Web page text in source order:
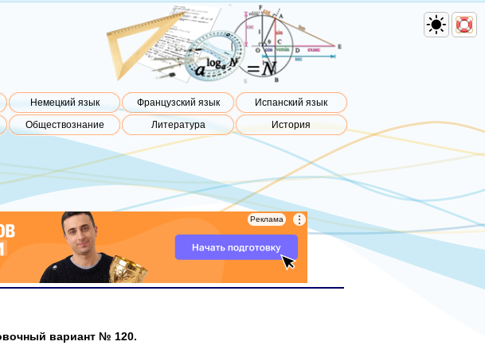
Немецкий язык Французский язык
Испанский язык
Обществознание Литература История
⋮
Реклама ⋮
Реклама
вариант № 120.